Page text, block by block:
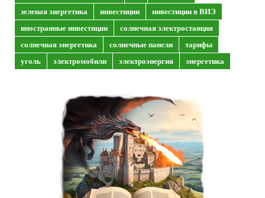
зеленая энергетика
инвестиции
инвестиции в ВИЭ
иностранные инвестиции
солнечная электростанция
солнечная энергетика
солнечные панели
тарифы
уголь
электромобили электроэнергия энергетика